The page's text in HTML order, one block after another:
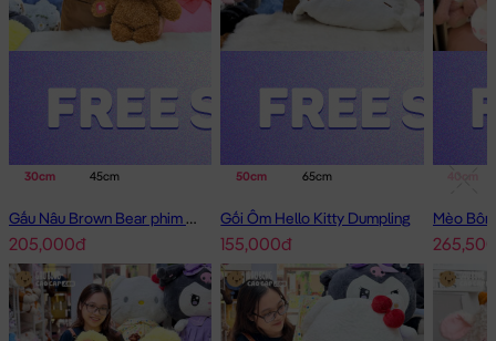
30cm 45cm
Gấu Nâu Brown Bear phim Minions
205,000đ
50cm 65cm
Gối Ôm Hello Kitty Dumpling
155,000đ